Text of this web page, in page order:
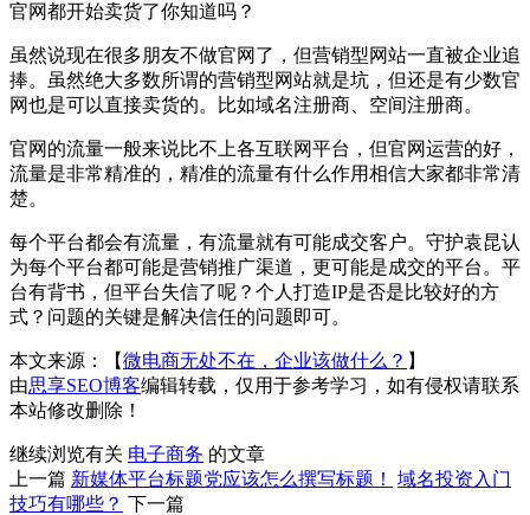
官网都开始卖货了你知道吗？
虽然说现在很多朋友不做官网了，但营销型网站一直被企业追
捧。虽然绝大多数所谓的营销型网站就是坑，但还是有少数官
网也是可以直接卖货的。比如域名注册商、空间注册商。
官网的流量一般来说比不上各互联网平台，但官网运营的好，
流量是非常精准的，精准的流量有什么作用相信大家都非常清
楚。
每个平台都会有流量，有流量就有可能成交客户。守护袁昆认
为每个平台都可能是营销推广渠道，更可能是成交的平台。平
台有背书，但平台失信了呢？个人打造IP是否是比较好的方
式？问题的关键是解决信任的问题即可。
本文来源：【微电商无处不在，企业该做什么？ 】
由思享SEO博客编辑转载，仅用于参考学习，如有侵权请联系
本站修改删除！
继续浏览有关 电子商务 的文章
上一篇 新媒体平台标题党应该怎么撰写标题！
域名投资入门
技巧有哪些？ 下一篇